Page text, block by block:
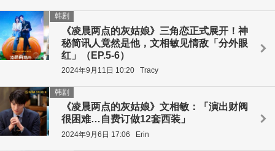
《凌晨两点的灰姑娘》三角恋正式展开！神
秘简讯人竟然是他，文相敏见情敌「分外眼
红」（EP.5-6）
韩剧
2024年9月11日 10:20 Tracy
《凌晨两点的灰姑娘》文相敏：「演出财阀
很困难…自费订做12套西装」
韩剧
2024年9月6日 17:06 Erin